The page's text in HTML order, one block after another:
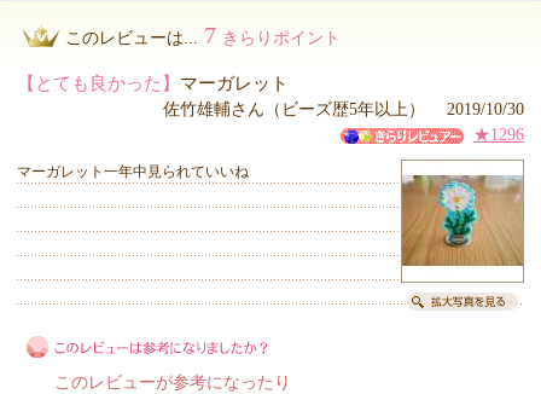
このレビューは... 7 きらりポイント
【とても良かった】 マーガレット
佐竹雄輔さん（ビーズ歴5年以上） 2019/10/30
★1296
マーガレット一年中見られていいね
このレビューが参考になったり